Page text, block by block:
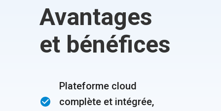
Avantages
et bénéfices
Plateforme cloud
complète et intégrée,